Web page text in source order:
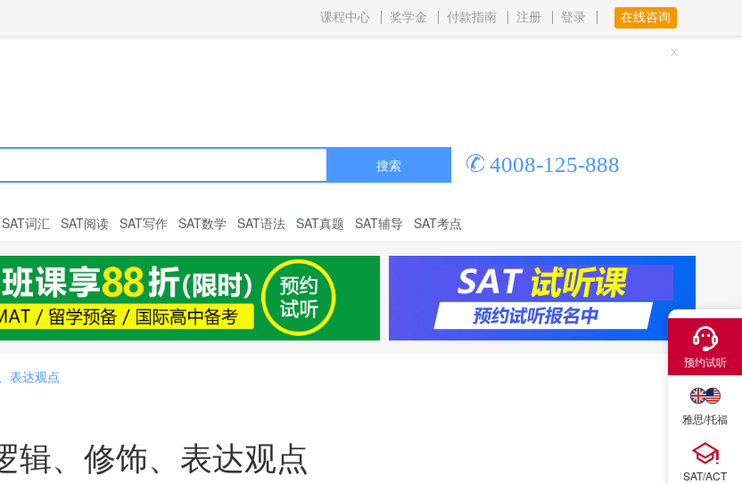
课程中心 奖学金 付款指南 注册 登录 在线咨询
搜索 4008-125-888
SAT词汇 SAT阅读 SAT写作 SAT数学 SAT语法 SAT真题 SAT辅导 SAT考点
表达观点
辑、修饰、表达观点
预约试听
雅思/托福
SAT/ACT
×
忘记密码?
请勿将帐号信息提供给他人/机构